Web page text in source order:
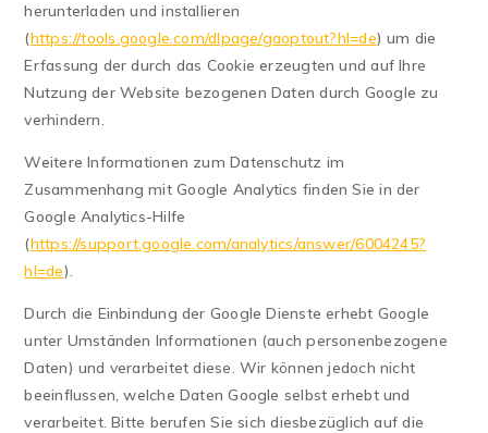
herunterladen und installieren
(https://tools.google.com/dlpage/gaoptout?hl=de) um die
Erfassung der durch das Cookie erzeugten und auf Ihre
Nutzung der Website bezogenen Daten durch Google zu
verhindern.
Weitere Informationen zum Datenschutz im
Zusammenhang mit Google Analytics finden Sie in der
Google Analytics-Hilfe
(https://support.google.com/analytics/answer/6004245?
hl=de).
Durch die Einbindung der Google Dienste erhebt Google
unter Umständen Informationen (auch personenbezogene
Daten) und verarbeitet diese. Wir können jedoch nicht
beeinflussen, welche Daten Google selbst erhebt und
verarbeitet. Bitte berufen Sie sich diesbezüglich auf die